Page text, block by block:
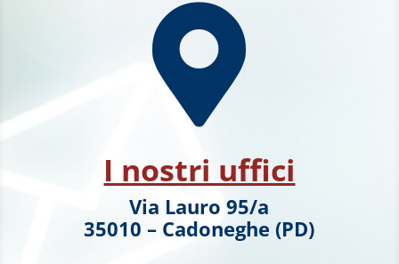

I nostri uffici
Via Lauro 95/a
35010 – Cadoneghe (PD)